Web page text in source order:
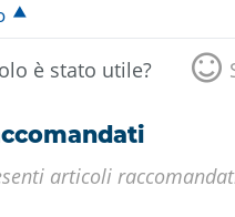
è stato utile?
articoli